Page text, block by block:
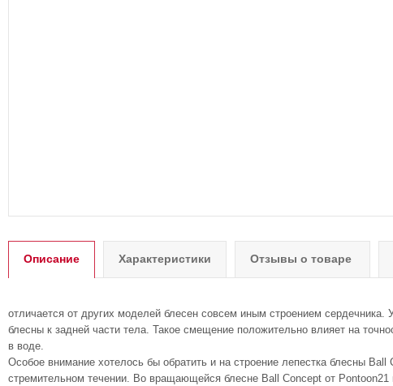
Описание Характеристики Отзывы о товаре
отличается от других моделей блесен совсем иным строением сердечника.
блесны к задней части тела. Такое смещение положительно влияет на
в воде.
Особое внимание хотелось бы обратить и на строение лепестка блесны
стремительном течении. Во вращающейся блесне Ball Concept от